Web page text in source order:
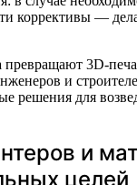
коррективы —
превращают 3D-
и
решения для
и
целей